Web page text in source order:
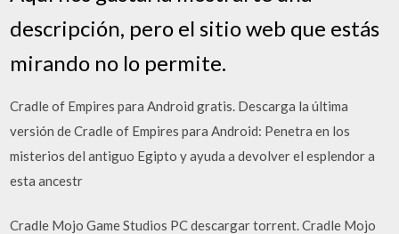
descripción, pero el sitio web que estás
mirando no lo permite.
Cradle of Empires para Android gratis. Descarga la última
versión de Cradle of Empires para Android: Penetra en los
misterios del antiguo Egipto y ayuda a devolver el esplendor a
esta ancestr
Cradle Mojo Game Studios PC descargar torrent. Cradle Mojo